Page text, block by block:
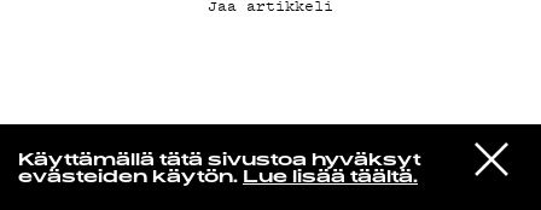
Käyttämällä tätä sivustoa hyväksyt
evästeiden käytön. Lue lisää täältä.
VIESTI
STUDIOON
Magyar
Kuin Lintuja Sataisi Puihin
Jaa artikkeli